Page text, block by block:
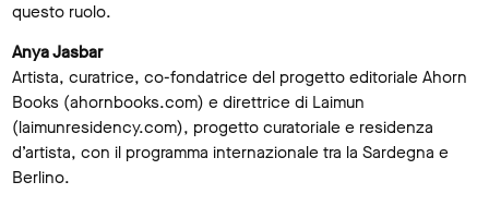
questo ruolo.
Anya Jasbar
Artista, curatrice, co-fondatrice del progetto editoriale Ahorn
Books (ahornbooks.com) e direttrice di Laimun
(laimunresidency.com), progetto curatoriale e residenza
d’artista, con il programma internazionale tra la Sardegna e
Berlino.